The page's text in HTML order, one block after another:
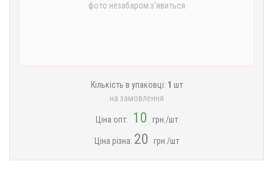
фото незабаром з'явиться
Кількість в упаковці: 1 шт
на замовлення
Ціна опт: 10 грн./шт
Ціна різна: 20 грн./шт